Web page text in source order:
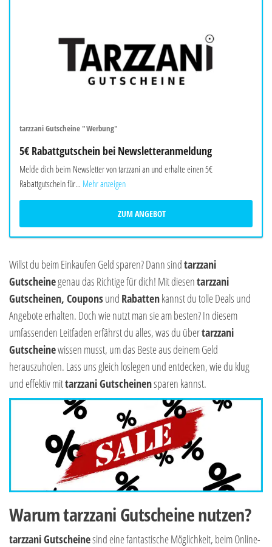
tarzzani Gutscheine "Werbung"
5€ Rabattgutschein bei Newsletteranmeldung
Melde dich beim Newsletter von tarzzani an und erhalte einen 5€
Rabattgutschein für... Mehr anzeigen
ZUM ANGEBOT
Willst du beim Einkaufen Geld sparen? Dann sindtarzzani
Gutscheinegenau das Richtige für dich! Mit diesentarzzani
Gutscheinen, Couponsund Rabattenkannst du tolle Deals und
Angebote erhalten. Doch wie nutzt man sie am besten? In diesem
umfassenden Leitfaden erfährst du alles, was du übertarzzani
Gutscheinewissen musst, um das Beste aus deinem Geld
herauszuholen. Lass uns gleich loslegen und entdecken, wie du klug
und effektiv mittarzzani Gutscheinensparen kannst.
Warum tarzzani Gutscheine nutzen?
tarzzani Gutscheinesind eine fantastische Möglichkeit, beim Online-